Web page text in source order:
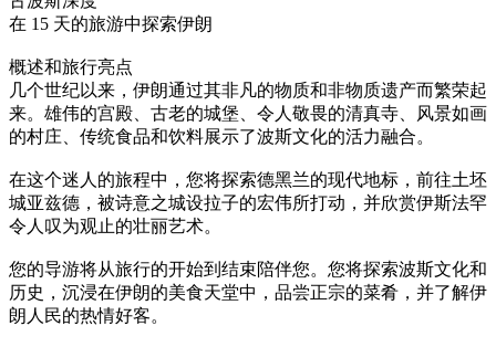
在 15 天的旅游中探索伊朗
概述和旅行亮点
几个世纪以来，伊朗通过其非凡的物质和非物质遗产而繁荣起
来。雄伟的宫殿、古老的城堡、令人敬畏的清真寺、风景如画
的村庄、传统食品和饮料展示了波斯文化的活力融合。
在这个迷人的旅程中，您将探索德黑兰的现代地标，前往土坯
城亚兹德，被诗意之城设拉子的宏伟所打动，并欣赏伊斯法罕
令人叹为观止的壮丽艺术。
您的导游将从旅行的开始到结束陪伴您。您将探索波斯文化和
历史，沉浸在伊朗的美食天堂中，品尝正宗的菜肴，并了解伊
朗人民的热情好客。